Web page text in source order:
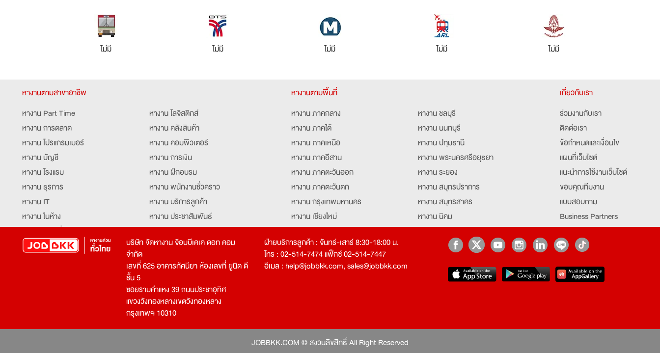
ไม่มี ไม่มี ไม่มี ไม่มี ไม่มี
หางานตามสาขาอาชีพ
หางาน Part Time
หางาน การตลาด
หางาน โปรแกรมเมอร์
หางาน บัญชี
หางาน โรงแรม
หางาน ธุรการ
หางาน IT
หางาน ในห้าง
หางาน ท่องเที่ยว
หางาน จัดซื้อ
หางาน เจ้าหน้าที่รักษาความปลอดภัย
หางาน โลจิสติกส์
หางาน คลังสินค้า
หางาน คอมพิวเตอร์
หางาน การเงิน
หางาน ฝึกอบรม
หางาน พนักงานชั่วคราว
หางาน บริการลูกค้า
หางาน ประชาสัมพันธ์
หางาน รับโทรศัพท์
หางาน ประสานงาน
หางาน จองตั๋ว
หางาน กุ๊ก
หางาน นักศึกษาฝึกงาน
หางาน Mobile Application
Developer
หางานตามพื้นที่
หางาน ภาคกลาง
หางาน ภาคใต้
หางาน ภาคเหนือ
หางาน ภาคอีสาน
หางาน ภาคตะวันออก
หางาน ภาคตะวันตก
หางาน กรุงเทพมหานคร
หางาน เชียงใหม่
หางาน ฉะเชิงเทรา
หางาน ชลบุรี
หางาน นนทบุรี
หางาน ปทุมธานี
หางาน พระนครศรีอยุธยา
หางาน ระยอง
หางาน สมุทรปราการ
หางาน สมุทรสาคร
หางาน นิคม
หางานอยุธยา
เกี่ยวกับเรา
ร่วมงานกับเรา
ติดต่อเรา
ข้อกำหนดและเงื่อนไข
แผนที่เว็บไซต์
แนะนำการใช้งานเว็บไซต์
ขอบคุณทีมงาน
แบบสอบถาม
Business Partners
Partner มหาวิทยาลัย
Job Index
job
บริษัท จัดหางาน จ๊อบบีเคเค ดอท คอม
จำกัด
เลขที่ 625 อาคารทัศนียา ห้องเลขที่ ยูนิต ดี
ชั้น 5
ซอยรามคำแหง 39 ถนนประชาอุทิศ
แขวงวังทองหลางเขตวังทองหลาง
กรุงเทพฯ 10310
ฝ่ายบริการลูกค้า : จันทร์-เสาร์ 8:30-18:00 น.
โทร : 02-514-7474 แฟ็กซ์ 02-514-7447
อีเมล : help@jobbkk.com,sales@jobbkk.com
JOBBKK.COM © สงวนลิขสิทธิ์ All Right Reserved